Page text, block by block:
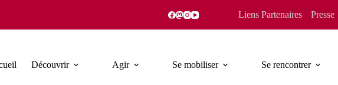
Liens Partenaires Presse
Découvrir Agir Se mobiliser Se rencontrer